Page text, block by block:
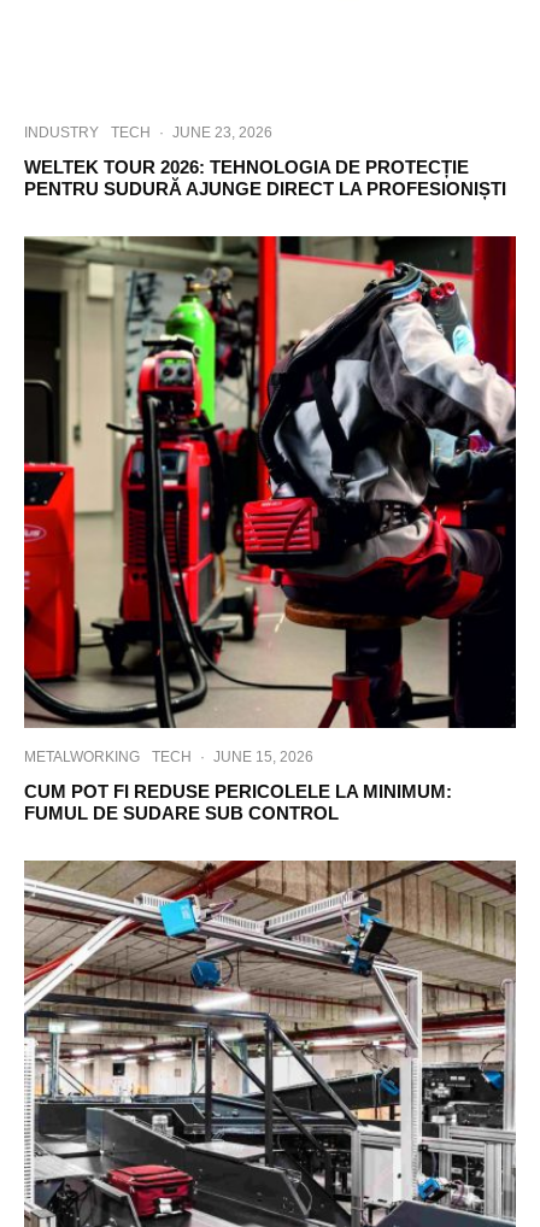
INDUSTRY TECH · JUNE 23, 2026
WELTEK TOUR 2026: TEHNOLOGIA DE PROTECȚIE
PENTRU SUDURĂ AJUNGE DIRECT LA PROFESIONIȘTI
METALWORKING TECH · JUNE 15, 2026
CUM POT FI REDUSE PERICOLELE LA MINIMUM:
FUMUL DE SUDARE SUB CONTROL